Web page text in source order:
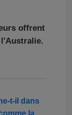
offrent
t-il dans